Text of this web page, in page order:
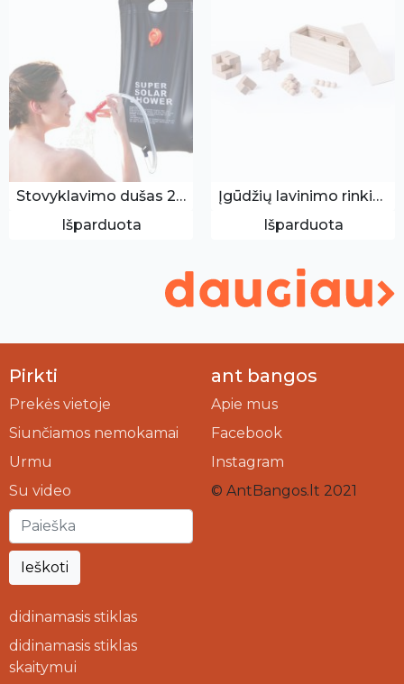
Stovyklavimo dušas 20L
Išparduota
Įgūdžių lavinimo rinkinys 3vnt.
Išparduota
Pirkti
Prekės vietoje
Siunčiamos nemokamai
Urmu
Su video
Ieškoti
didinamasis stiklas
didinamasis stiklas
skaitymui
ant bangos
Apie mus
Facebook
Instagram
© AntBangos.lt 2021